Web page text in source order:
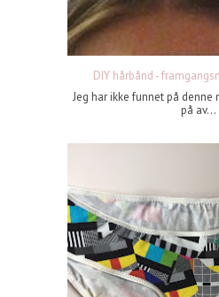
DIY hårbånd -
Jeg har ikke funnet på denne
på av...